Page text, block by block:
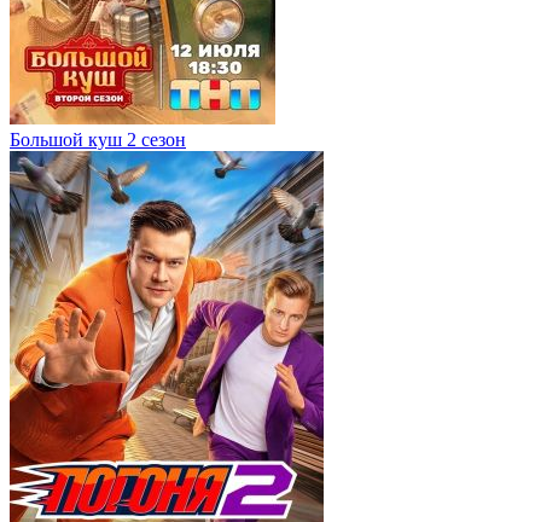
Большой куш 2 сезон